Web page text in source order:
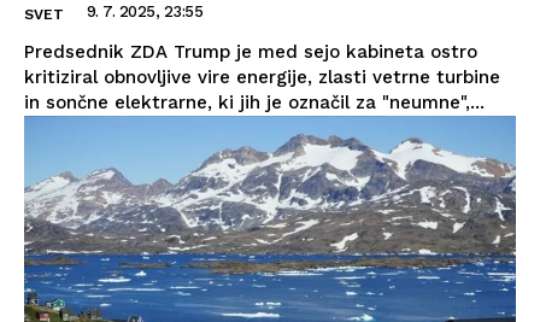
SVET 9. 7. 2025, 23:55
Predsednik ZDA Trump je med sejo kabineta ostro
kritiziral obnovljive vire energije, zlasti vetrne turbine
in sončne elektrarne, ki jih je označil za "neumne",...